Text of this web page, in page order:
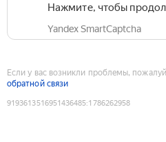
Нажмите, чтобы
Yandex SmartCaptcha
Если у вас возникли проблемы,
обратной связи
9193613516951436485:1786262958